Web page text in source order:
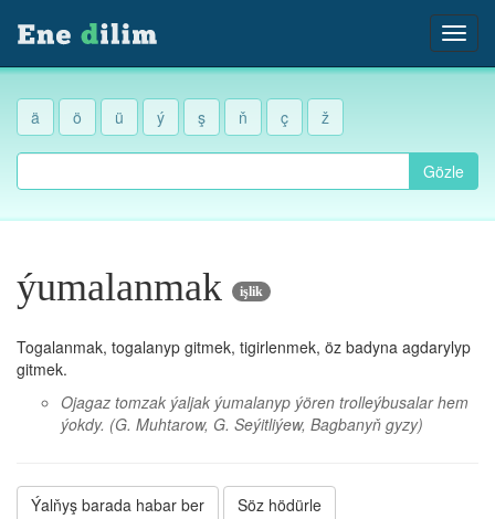
ä ö ü ý ş ň ç ž
Gözle
ýumalanmak işlik
Togalanmak, togalanyp gitmek, tigirlenmek, öz badyna agdarylyp
gitmek.
Ojagaz tomzak ýaljak ýumalanyp ýören trolleýbusalar hem
ýokdy. (G. Muhtarow, G. Seýitliýew, Bagbanyň gyzy)
Ýalňyş barada habar ber Söz hödürle